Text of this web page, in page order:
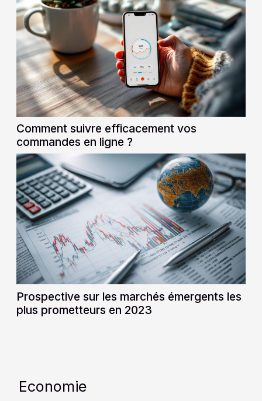
Comment suivre efficacement vos
commandes en ligne ?
Prospective sur les marchés émergents les
plus prometteurs en 2023
Economie